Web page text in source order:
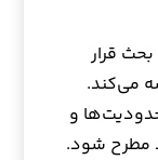
قرار
می‌کند.
و
مطرح شود.